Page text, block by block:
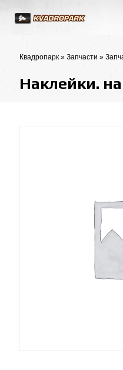
Квадропарк » Запчасти »
Наклейки.